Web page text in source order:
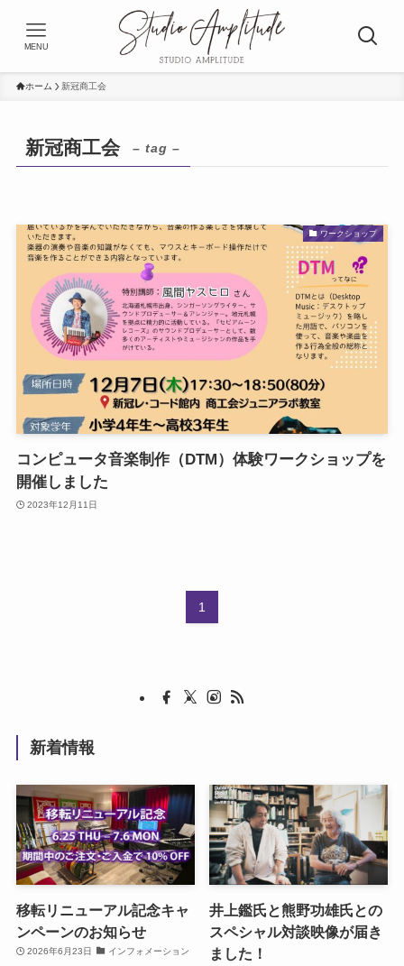
MENU
ホーム 新冠商工会
新冠商工会 – tag –
ワークショップ
コンピュータ音楽制作（DTM）体験ワークショップを
開催しました
2023年12月11日
1
新着情報
移転リニューアル記念キャ
ンペーンのお知らせ
2026年6月23日 インフォメーション
井上鑑氏と熊野功雄氏との
スペシャル対談映像が届き
ました！